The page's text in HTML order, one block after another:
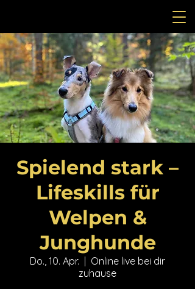
Spielend stark –
Lifeskills für
Welpen &
Junghunde
Do., 10. Apr.
Online live bei dir
zuhause